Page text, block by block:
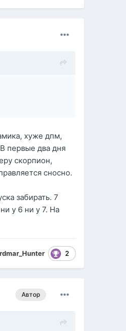
хуже дпм,
первые два дня
скорпион,
сносно.
забирать. 7
у 6 ни у 7. На
2
Автор